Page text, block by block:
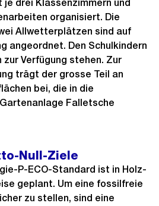
drei Klassenzimmern und
organisiert. Die
Allwetterplätzen sind auf
angeordnet. Den Schulkindern
Verfügung stehen. Zur
trägt der grosse Teil an
bei, die in die
Falletsche
Null-Ziele
P-ECO-Standard ist in Holz-
geplant. Um eine fossilfreie
zu stellen, sind eine